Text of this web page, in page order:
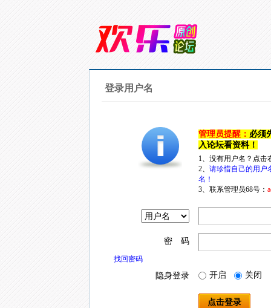
登录用户名
管理员提醒： 必须
入论坛看资料！
1、没有用户名？点
2、 请珍惜自己的用户
名！
3、联系管理员68号：
密 码
找回密码
隐身登录 开启 关闭
点击登录